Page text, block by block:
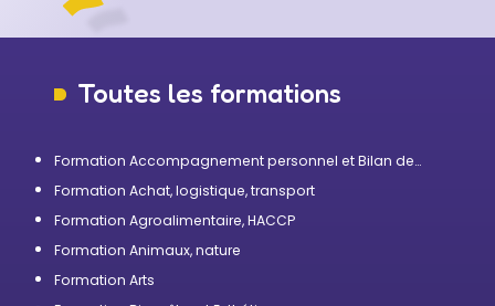
Toutes les formations
Formation Accompagnement personnel et Bilan de
Formation Achat, logistique, transport
Formation Agroalimentaire, HACCP
Formation Animaux, nature
Formation Arts